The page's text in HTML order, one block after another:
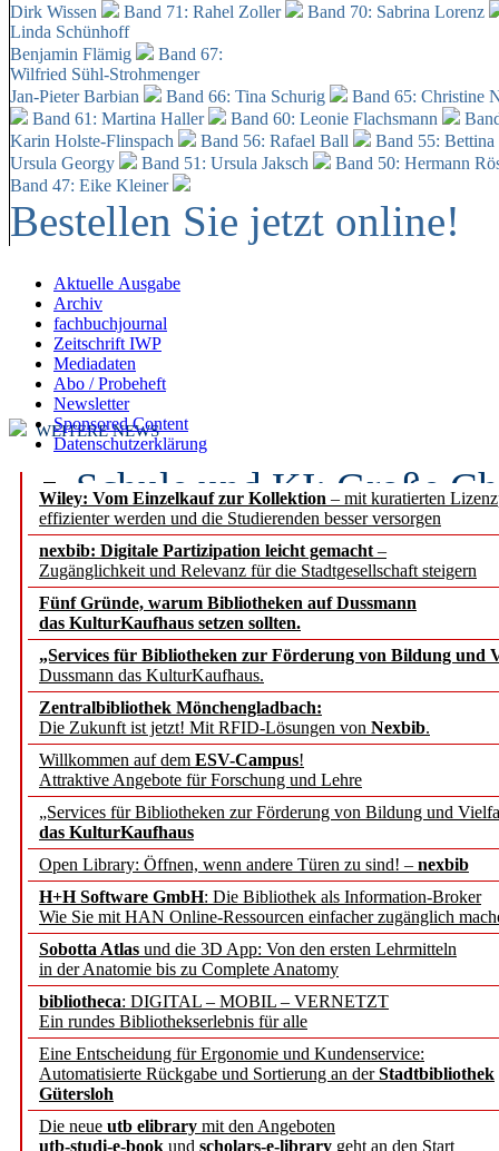
Dirk Wissen
Band 71: Rahel Zoller
Band 70: Sabrina Lorenz
Linda Schünhoff
Benjamin Flämig
Band 67:
Wilfried Sühl-Strohmenger
Jan-Pieter Barbian
Band 66: Tina Schurig
Band 65: Christine
Band 61: Martina Haller
Band 60: Leonie Flachsmann
Karin Holste-Flinspach
Band 56: Rafael Ball
Band 55:
Ursula Georgy
Band 51: Ursula Jaksch Band 50: Hermann
Band 47: Eike Kleiner
Bestellen Sie jetzt online!
Aktuelle Ausgabe
Archiv
fachbuchjournal
Zeitschrift IWP
Mediadaten
Abo / Probeheft
Newsletter
Sponsored Content
Datenschutzerklärung
Wiley: Vom Einzelkauf zur Kollektion – mit kuratierten
effizienter werden und die Studierenden besser versorgen
nexbib: Digitale Partizipation leicht gemacht –
Zugänglichkeit und Relevanz für die Stadtgesellschaft steigern
Fünf Gründe, warum Bibliotheken auf Dussmann
das KulturKaufhaus setzen sollten.
„Services für Bibliotheken zur Förderung von Bildung und
Dussmann das KulturKaufhaus.
Zentralbibliothek Mönchengladbach:
Die Zukunft ist jetzt! Mit RFID-Lösungen von Nexbib.
Willkommen auf dem ESV-Campus!
Attraktive Angebote für Forschung und Lehre
„Services für Bibliotheken zur Förderung von Bildung und
das KulturKaufhaus
Open Library: Öffnen, wenn andere Türen zu sind! – nexbib
H+H Software GmbH: Die Bibliothek als Information-Broker
Wie Sie mit HAN Online-Ressourcen einfacher zugänglich
Sobotta Atlas und die 3D App: Von den ersten Lehrmitteln
in der Anatomie bis zu Complete Anatomy
bibliotheca: DIGITAL – MOBIL – VERNETZT
Ein rundes Bibliothekserlebnis für alle
Eine Entscheidung für Ergonomie und Kundenservice:
Automatisierte Rückgabe und Sortierung an derStadtbibliothek
Gütersloh
Die neue utb elibrary mit den Angeboten
utb-studi-e-book und scholars-e-library geht an den Start
WEITERE NEWS
Schule und KI: Große
Voraussetzungen
Erfolgreiches erstes
Segment Research –
angepasst
konstruktiv!
Mohr Siebeck
und die Zeitschrift für
Francke Attempto
EBSCO Information
Recherchefunktionen in
Sorbisches Institut neu
Geschichte und